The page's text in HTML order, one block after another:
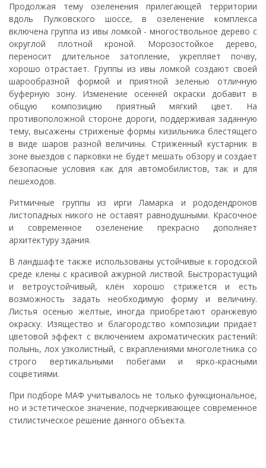
Продолжая тему озеленения прилегающей территории
вдоль Пулковского шоссе, в озеленение комплекса
включена группа из ивы ломкой - многоствольное дерево с
округлой плотной кроной. Морозостойкое дерево,
переносит длительное затопление, укрепляет почву,
хорошо отрастает. Группы из ивы ломкой создают своей
шарообразной формой и приятной зеленью отличную
буферную зону. Изменение осенней окраски добавит в
общую композицию приятный мягкий цвет. На
противоположной стороне дороги, поддерживая заданную
тему, высажены стриженые формы кизильника блестящего
в виде шаров разной величины. Стриженный кустарник в
зоне выездов с парковки не будет мешать обзору и создает
безопасные условия как для автомобилистов, так и для
пешеходов.
Ритмичные группы из ирги Ламарка и рододендронов
листопадных никого не оставят равнодушными. Красочное
и современное озеленение прекрасно дополняет
архитектуру здания.
В ландшафте также использованы устойчивые к городской
среде клены с красивой ажурной листвой. Быстрорастущий
и ветроустойчивый, клён хорошо стрижется и есть
возможность задать необходимую форму и величину.
Листья осенью желтые, иногда приобретают оранжевую
окраску. Изящество и благородство композиции придаёт
цветовой эффект с включением ахроматических растений:
полынь, лох узколистный, с вкраплениями многолетника со
строго вертикальными побегами и ярко-красными
соцветиями.
При подборе МАФ учитывалось не только функциональное,
но и эстетическое значение, подчеркивающее современное
стилистическое решение данного объекта.